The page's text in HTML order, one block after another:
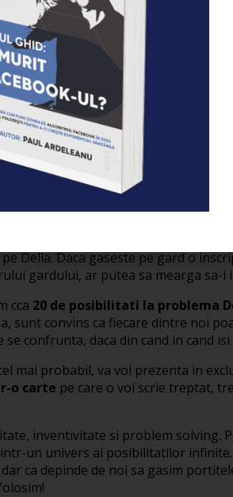
in aer, intai pe verticala si apoi pe
atunci poate sa cheme pe cineva
am inlaturat presupozitia ca
noi!).
are la indemana indeajuns de multe
ea poate rezolva problema mult
am spus mai inainte, depinde foarte
de „Cum as putea sa ajung in
orificiu in gard (neobservat initial),
pe deasupra gardului, un aparat
a privi in curte de pe o movila.
satelit sau sa faca apel la
Delia. Daca gaseste pe gard o
gardului, ar putea sa mearga sa-i
cca 20 de posibilitati la problema
sunt convins ca fiecare dintre noi
confrunta, daca din cand in cand
mai probabil, va voi prezenta in
o carte pe care o voi scrie treptat,
inventivitate si problem solving.
un univers al posibilitatilor
ca depinde de noi sa gasim